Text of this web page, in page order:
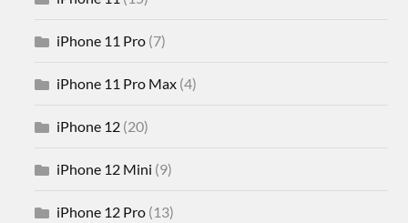
iPhone 11 Pro (7)
iPhone 11 Pro Max (4)
iPhone 12 (20)
iPhone 12 Mini (9)
iPhone 12 Pro (13)